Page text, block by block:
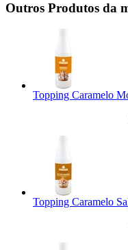
Outros Produtos da
Topping Caramelo
Topping Caramelo